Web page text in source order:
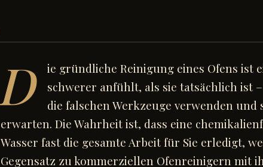
D
ie gründliche Reinigung eines Ofens ist
schwerer anfühlt, als sie tatsächlich ist
die falschen Werkzeuge verwenden und
erwarten. Die Wahrheit ist, dass eine
Wasser fast die gesamte Arbeit für Sie erledigt,
Gegensatz zu kommerziellen Ofenreinigern mit